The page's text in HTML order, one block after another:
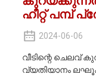
ഹീറ്റ് പമ്പ്
2024-06-06
വീടിന്റെ ചെലവ്
വ്യതിയാനം